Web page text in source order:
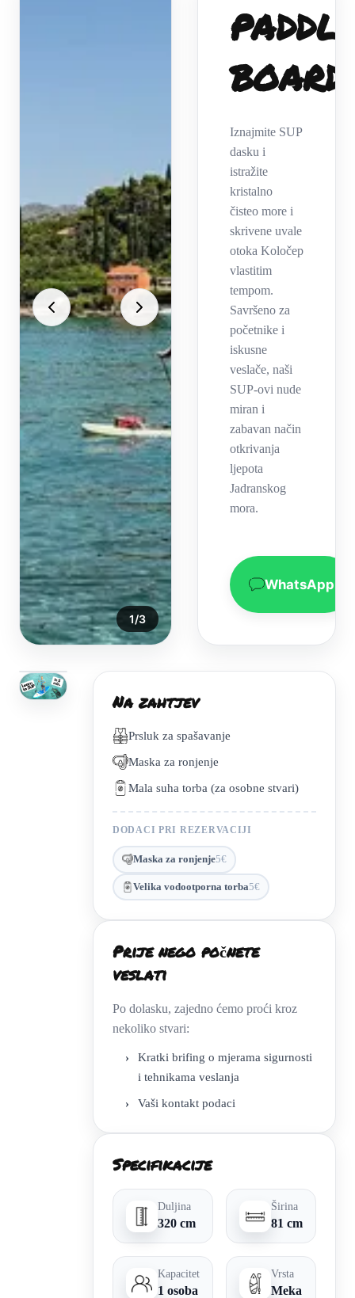
1/3
BOARD
Iznajmite SUP
dasku i
istražite
kristalno
čisteo more i
skrivene uvale
otoka Koločep
vlastitim
tempom.
Savršeno za
početnike i
iskusne
veslače, naši
SUP-ovi nude
miran i
zabavan način
otkrivanja
ljepota
Jadranskog
mora.
WhatsApp
Na zahtjev
Prsluk za spašavanje
Maska za ronjenje
Mala suha torba (za osobne stvari)
DODACI PRI REZERVACIJI
Maska za ronjenje5€
Velika vodootporna torba5€
Prije nego počnete
veslati
Po dolasku, zajedno ćemo proći kroz
nekoliko stvari:
›
Kratki brifing o mjerama sigurnosti
i tehnikama veslanja
› Vaši kontakt podaci
Specifikacije
Duljina
320 cm
Širina
81 cm
Kapacitet
1 osoba
Vrsta
Meka